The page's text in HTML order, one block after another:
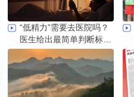
“低精力”需要去医院吗？
医生给出最简单判断标
准：先好好睡一觉｜都视
频·热观察